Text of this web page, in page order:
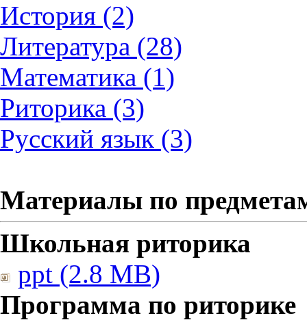
История (2)
Литература (28)
Математика (1)
Риторика (3)
Русский язык (3)
Материалы по
Школьная риторика
ppt (2.8 MB)
Программа по риторике